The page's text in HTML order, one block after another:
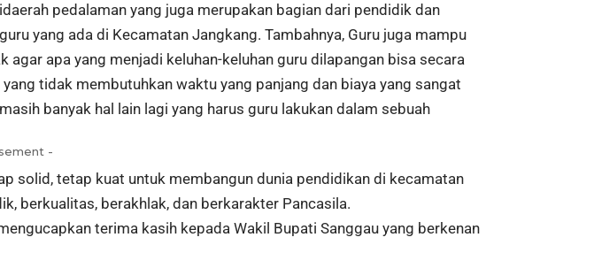
pedalaman yang juga merupakan bagian dari pendidik dan
yang ada di Kecamatan Jangkang. Tambahnya, Guru juga mampu
apa yang menjadi keluhan-keluhan guru dilapangan bisa secara
tidak membutuhkan waktu yang panjang dan biaya yang sangat
banyak hal lain lagi yang harus guru lakukan dalam sebuah
-
solid, tetap kuat untuk membangun dunia pendidikan di kecamatan
berkualitas, berakhlak, dan berkarakter Pancasila.
terima kasih kepada Wakil Bupati Sanggau yang berkenan